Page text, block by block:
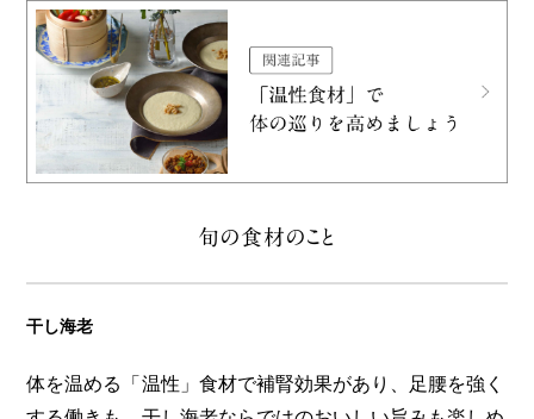
旬の食材のこと
干し海老
体を温める「温性」食材で補腎効果があり、足腰を強く